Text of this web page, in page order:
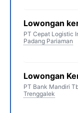
Lowongan
PT Cepat Logistic
Padang Pariaman
Lowongan
PT Bank Mandiri
Trenggalek